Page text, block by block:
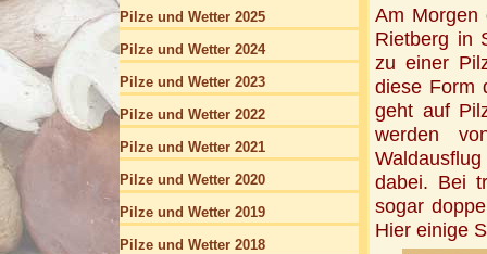
Am Morgen
Rietberg in
zu einer
diese Form
geht auf
werden
dabei. Bei
sogar
Hier einige
Pilze und Wetter 2025
Pilze und Wetter 2024
Pilze und Wetter 2023
Pilze und Wetter 2022
Pilze und Wetter 2021
Pilze und Wetter 2020
Pilze und Wetter 2019
Pilze und Wetter 2018